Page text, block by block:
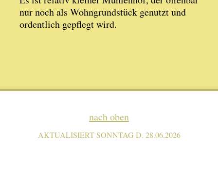
nur noch als Wohngrundstück genutzt und
ordentlich gepflegt wird.
nach oben
AKTUALISIERT SONNTAG D. 28.06.2026